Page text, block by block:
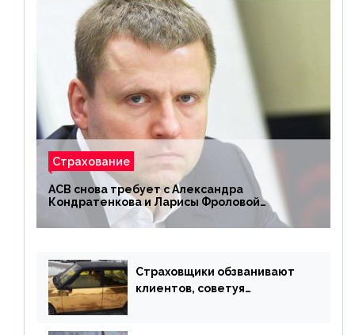
Страхование
АСВ снова требует с Александра
Кондратенкова и Ларисы Фроловой
возмещения убытков на 1,5 млрд р.
Страховщики обзванивают
клиентов, советуя